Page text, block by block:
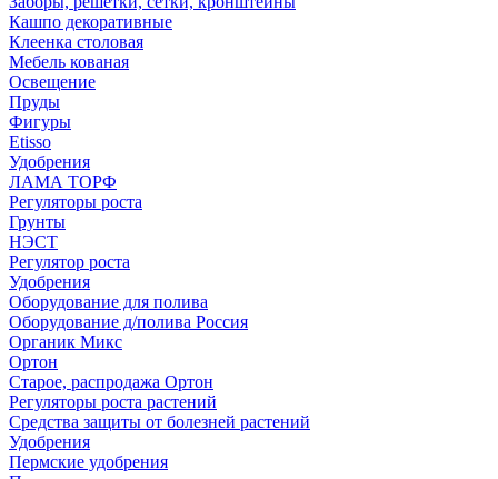
Кашпо декоративные
Клеенка столовая
Мебель кованая
Освещение
Пруды
Фигуры
Etisso
Удобрения
ЛАМА ТОРФ
Регуляторы роста
Грунты
НЭСТ
Регулятор роста
Удобрения
Оборудование для полива
Оборудование д/полива Россия
Органик Микс
Ортон
Старое, распродажа Ортон
Регуляторы роста растений
Средства защиты от болезней растений
Удобрения
Пермские удобрения